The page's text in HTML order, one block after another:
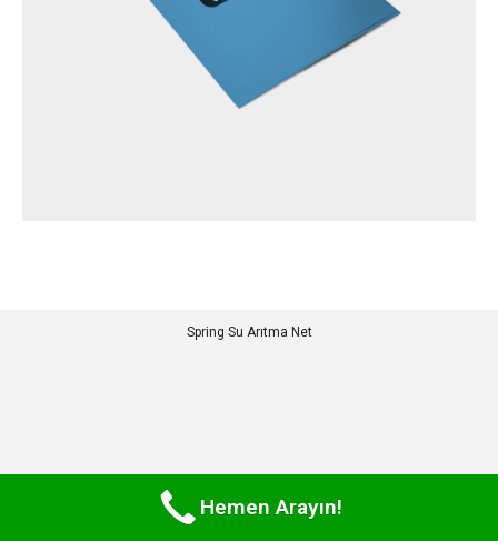
Spring Su Arıtma Net
Hemen Arayın!